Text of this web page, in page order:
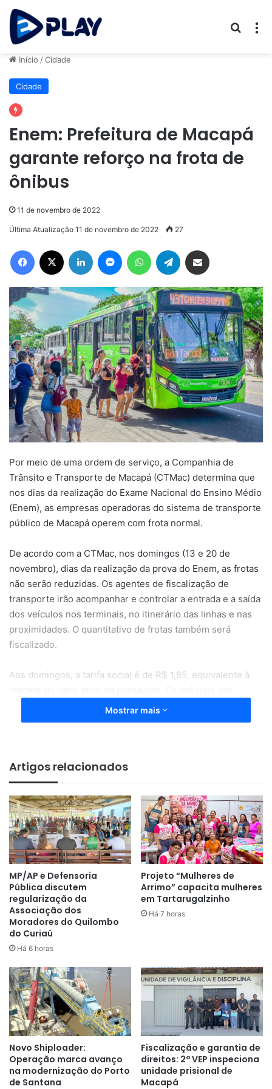
Início /Cidade
Cidade
Enem: Prefeitura de Macapá
garante reforço na frota de
ônibus
11 de novembro de 2022
Última Atualização 11 de novembro de 2022 27
Facebook Linkedin MessengerWhatsAppTelegram
Por meio de uma ordem de serviço, a Companhia de
Trânsito e Transporte de Macapá (CTMac) determina que
nos dias da realização do Exame Nacional do Ensino Médio
(Enem), as empresas operadoras do sistema de transporte
público de Macapá operem com frota normal.
De acordo com a CTMac, nos domingos (13 e 20 de
novembro), dias da realização da prova do Enem, as frotas
não serão reduzidas. Os agentes de fiscalização de
transporte irão acompanhar e controlar a entrada e a saída
dos veículos nos terminais, no itinerário das linhas e nas
proximidades. O quantitativo de frotas também será
fiscalizado.
Aos domingos, a tarifa social é de R$ 1,85, equivalente à
circular das 06h às 19h. Todos os ônibus começarão o
tráfego saindo dos respectivos terminais dos bairros de
Na determinação da Ordem de Serviço, o presidente da
CTMac, Andrey Rêgo, ressalta que as operadoras de
transporte público sejam responsáveis pelo fornecimento
dos ônibus nos dias de aplicação da prova do Enem. “O
não cumprimento da ordem de serviço implicará à
empresa infratora sanções previstas em lei”, diz o gestor.
A CTMac disponibiliza o número (96) 98100-0799 para
envio de reclamações ou irregularidades constatadas nos
coletivos.
Mostrar mais
Artigos relacionados
MP/AP e Defensoria
Pública discutem
regularização da
Associação dos
Moradores do Quilombo
do Curiaú
Há 6 horas
Projeto “Mulheres de
Arrimo” capacita mulheres
em Tartarugalzinho
Há 7 horas
Novo Shiploader:
Operação marca avanço
na modernização do Porto
de Santana
Fiscalização e garantia de
direitos: 2ª VEP inspeciona
unidade prisional de
Macapá